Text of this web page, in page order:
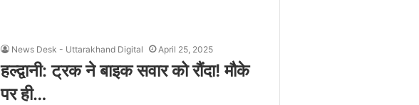
News Desk - Uttarakhand Digital April 25, 2025
हल्द्वानी: ट्रक ने बाइक सवार को रौंदा! मौके
पर ही…